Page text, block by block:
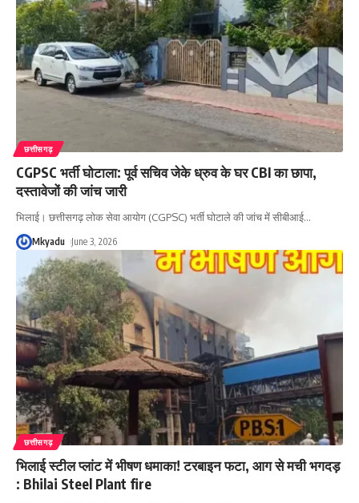
छत्तीसगढ़
CGPSC भर्ती घोटाला: पूर्व सचिव जेके ध्रुव के घर CBI का छापा,
दस्तावेजों की जांच जारी
भिलाई। छत्तीसगढ़ लोक सेवा आयोग (CGPSC) भर्ती घोटाले की जांच में सीबीआई…
Mkyadu June 3, 2026
छत्तीसगढ़
भिलाई स्टील प्लांट में भीषण धमाका! टरबाइन फटा, आग से मची भगदड़
: Bhilai Steel Plant fire